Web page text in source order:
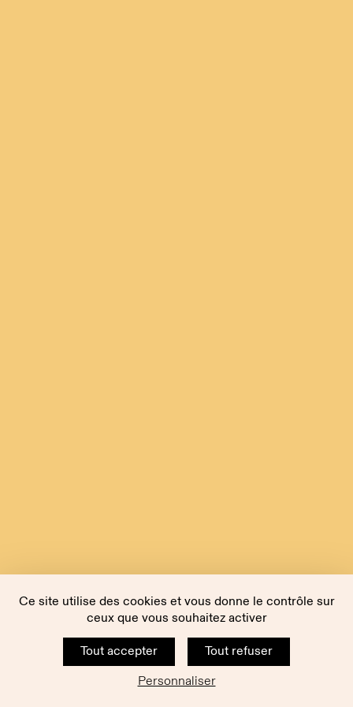
Ce site utilise des cookies et vous donne le contrôle sur
ceux que vous souhaitez activer
Tout accepter
Tout refuser
Personnaliser